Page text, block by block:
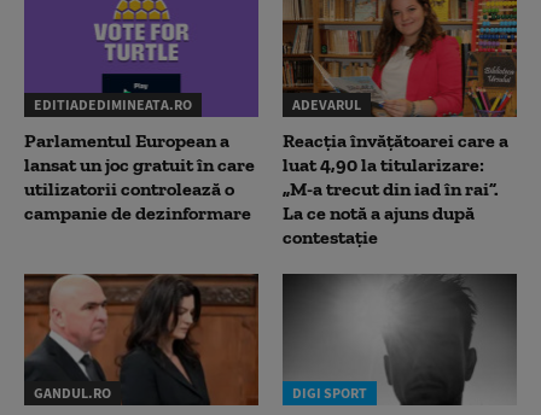
EDITIADEDIMINEATA.RO
Parlamentul European a
lansat un joc gratuit în care
utilizatorii controlează o
campanie de dezinformare
ADEVARUL
Reacția învățătoarei care a
luat 4,90 la titularizare:
„M-a trecut din iad în rai”.
La ce notă a ajuns după
contestație
GANDUL.RO DIGI SPORT